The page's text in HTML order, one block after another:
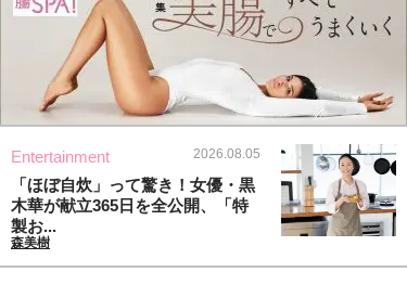
Entertainment 2026.08.05
「ほぼ自炊」って驚き！女優・黒
木華が献立365日を全公開、「特
製お...
森美樹